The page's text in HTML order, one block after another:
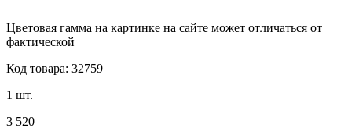
Цветовая гамма на картинке на сайте может отличаться от
фактической
Код товара: 32759
1 шт.
3 520